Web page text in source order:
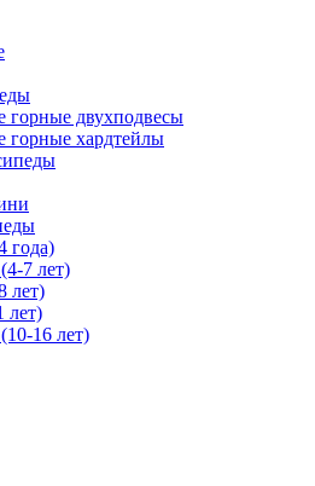
горные двухподвесы
горные хардтейлы
года)
7 лет)
лет)
лет)
16 лет)